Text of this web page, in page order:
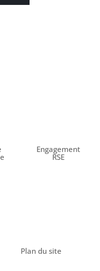
Engagement
RSE
Plan du site